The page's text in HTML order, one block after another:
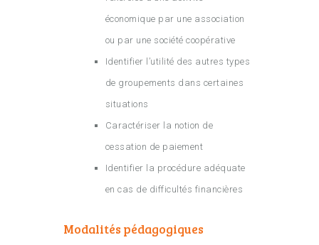
économique par une association
ou par une société coopérative
Identifier l’utilité des autres types
de groupements dans certaines
situations
Caractériser la notion de
cessation de paiement
Identifier la procédure adéquate
en cas de difficultés financières
Modalités pédagogiques